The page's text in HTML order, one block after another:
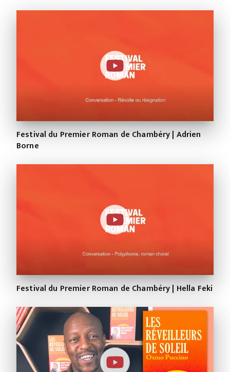
Festival du Premier Roman de Chambéry | Adrien
Borne
Festival du Premier Roman de Chambéry | Hella Feki